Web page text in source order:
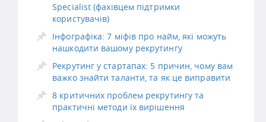
Specialist (фахівцем підтримки
користувачів)
Інфографіка: 7 міфів про найм, які можуть
нашкодити вашому рекрутингу
Рекрутинг у стартапах: 5 причин, чому вам
важко знайти таланти, та як це виправити
8 критичних проблем рекрутингу та
практичні методи їх вирішення